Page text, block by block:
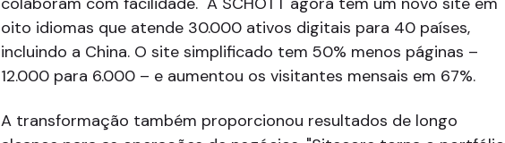
oito idiomas que atende 30.000 ativos digitais para 40 países,
incluindo a China. O site simplificado tem 50% menos páginas –
12.000 para 6.000 – e aumentou os visitantes mensais em 67%.
A transformação também proporcionou resultados de longo